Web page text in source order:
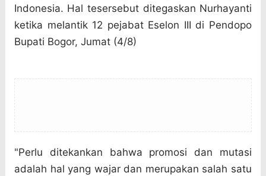
Indonesia. Hal tesersebut ditegaskan Nurhayanti
ketika melantik 12 pejabat Eselon III di Pendopo
Bupati Bogor, Jumat (4/8)
"Perlu ditekankan bahwa promosi dan mutasi
adalah hal yang wajar dan merupakan salah satu